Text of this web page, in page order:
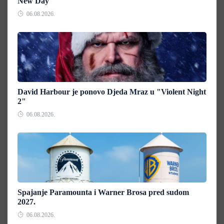
06.08.2026.
David Harbour je ponovo Djeda Mraz u "Violent Night
2"
06.08.2026.
Spajanje Paramounta i Warner Brosa pred sudom
2027.
06.08.2026.